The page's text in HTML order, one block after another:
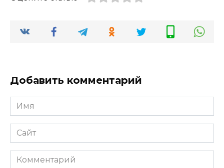
Добавить комментарий
Имя
*
Сайт
Комментарий